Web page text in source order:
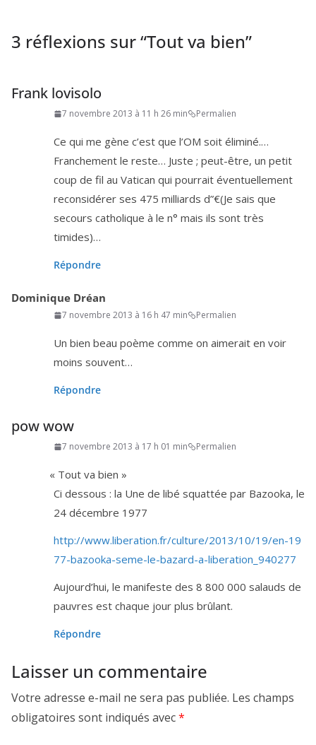
3 réflexions sur “Tout va bien”
Frank lovisolo
7 novembre 2013 à 11 h 26 min Permalien
Ce qui me gène c’est que l’OM soit éli­mi­né.…
Franchement le reste… Juste ; peut-être, un petit
coup de fil au Vatican qui pour­rait éven­tuel­le­ment
recon­si­dé­rer ses 475 mil­liards d”€(Je sais que
secours catho­lique à le n° mais ils sont très
timides)…
Répondre
Dominique Dréan
7 novembre 2013 à 16 h 47 min Permalien
Un bien beau poème comme on aime­rait en voir
moins souvent…
Répondre
pow wow
7 novembre 2013 à 17 h 01 min Permalien
« Tout va bien »
Ci des­sous : la Une de libé squat­tée par Bazooka, le
24 décembre 1977
http://​www​.libe​ra​tion​.fr/​c​u​l​t​u​r​e​/​201 3​/​1 0​/​1 9​/​e​n​-​1 9
77​-​b​a​z​o​o​k​a​-​s​e​m​e​-​l​e​-​b​a​z​a​r​d​-​a​-​l​i​b​e​r​a​t​i​o​n​_​ 940277
Aujourd’hui, le mani­feste des 8 800 000 salauds de
pauvres est chaque jour plus brûlant.
Répondre
Laisser un commentaire
Votre adresse e-mail ne sera pas publiée. Les champs
obligatoires sont indiqués avec*